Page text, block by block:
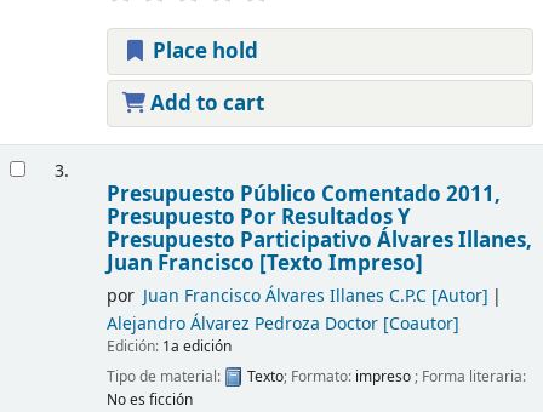
Place hold
Add to cart
3.
Presupuesto Público Comentado 2011,
Presupuesto Por Resultados Y
Presupuesto Participativo Álvares Illanes,
Juan Francisco [Texto Impreso]
por Juan Francisco Álvares Illanes C.P.C[Autor]
Alejandro Álvarez Pedroza Doctor[Coautor]
Edición: 1a edición
Tipo de material:
Texto; Formato: impreso; Forma literaria:
No es ficción